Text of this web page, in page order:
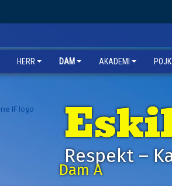
HERR DAM AKADEMI
Respekt –
Dam A